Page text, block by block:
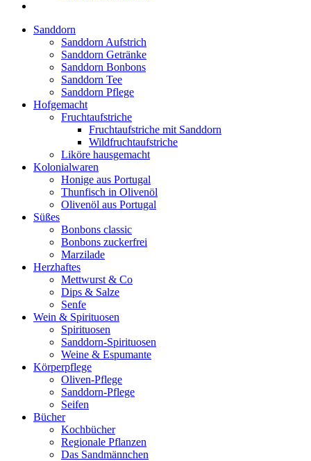
Sanddorn
Sanddorn Aufstrich
Sanddorn Getränke
Sanddorn Bonbons
Sanddorn Tee
Sanddorn Pflege
Hofgemacht
Fruchtaufstriche
Fruchtaufstriche mit Sanddorn
Wildfruchtaufstriche
Liköre hausgemacht
Kolonialwaren
Honige aus Portugal
Thunfisch in Olivenöl
Olivenöl aus Portugal
Süßes
Bonbons classic
Bonbons zuckerfrei
Marzilade
Herzhaftes
Mettwurst & Co
Dips & Salze
Senfe
Wein & Spirituosen
Spirituosen
Sanddorn-Spirituosen
Weine & Espumante
Körperpflege
Oliven-Pflege
Sanddorn-Pflege
Seifen
Bücher
Kochbücher
Regionale Pflanzen
Das Sandmännchen